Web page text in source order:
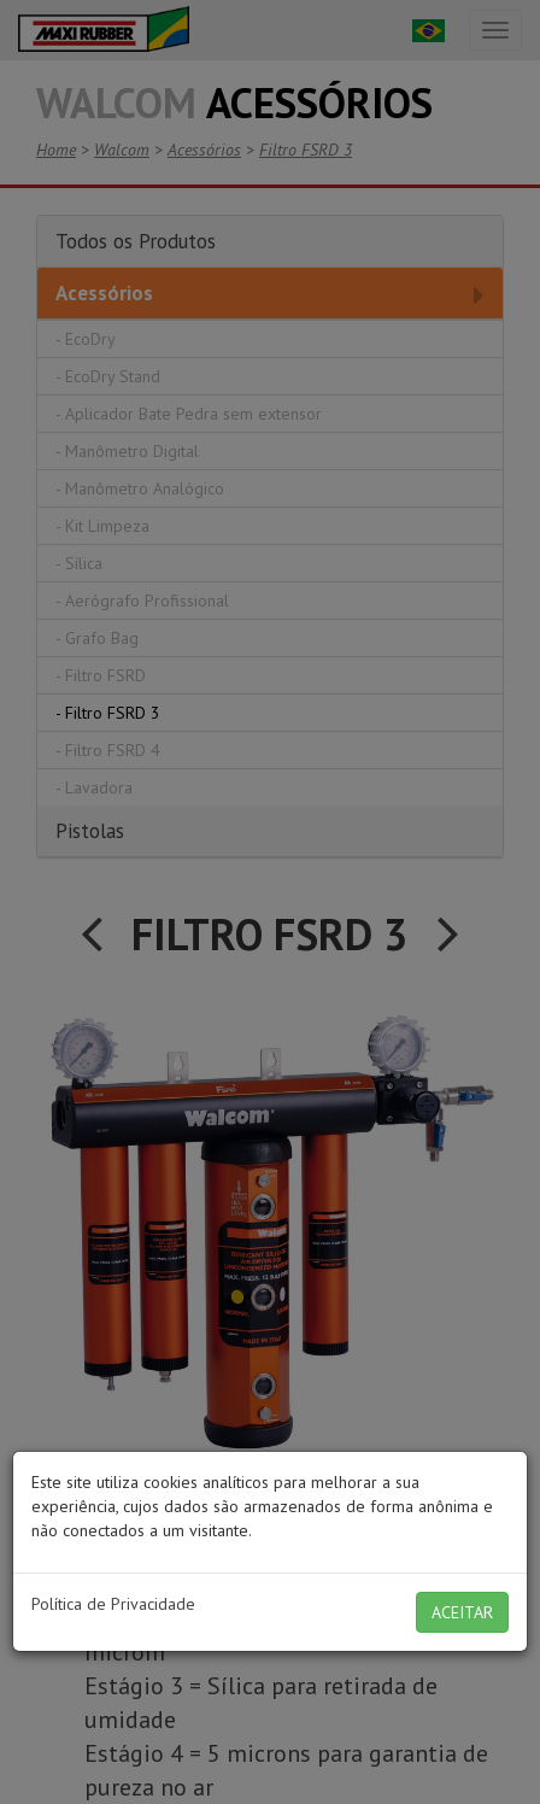
WALCOM ACESSÓRIOS
Home > Walcom > Acessórios > Filtro FSRD 3
Todos os Produtos
Acessórios
- EcoDry
- EcoDry Stand
- Aplicador Bate Pedra sem extensor
- Manômetro Digital
- Manômetro Analógico
- Kit Limpeza
- Sílica
- Aerógrafo Profissional
- Grafo Bag
- Filtro FSRD
- Filtro FSRD 3
- Filtro FSRD 4
- Lavadora
Pistolas
FILTRO FSRD 3
purificação
Estágio 1 = 5 microns / Estágio 2 = 0,01
microm
Estágio 3 = Sílica para retirada de
umidade
Estágio 4 = 5 microns para garantia de
pureza no ar
Este site utiliza cookies analíticos para melhorar a sua
experiência, cujos dados são armazenados de forma anônima e
não conectados a um visitante.
Política de Privacidade ACEITAR